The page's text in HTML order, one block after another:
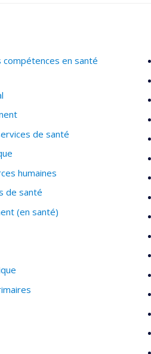
en santé
de santé
humaines
de santé
(en santé)